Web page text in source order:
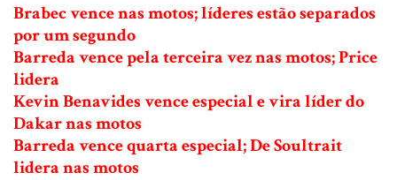
Brabec vence nas motos; líderes estão separados
por um segundo
Barreda vence pela terceira vez nas motos; Price
lidera
Kevin Benavides vence especial e vira líder do
Dakar nas motos
Barreda vence quarta especial; De Soultrait
lidera nas motos